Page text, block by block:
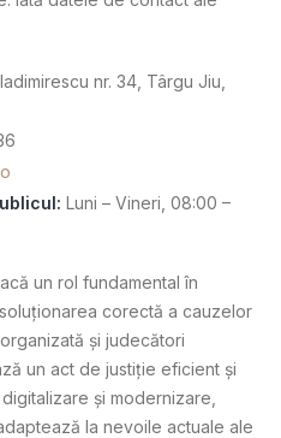
nr. 34, Târgu Jiu,
Luni – Vineri, 08:00 –
un rol fundamental în
corectă a cauzelor
și judecători
un act de justiție eficient și
și modernizare,
la nevoile actuale ale